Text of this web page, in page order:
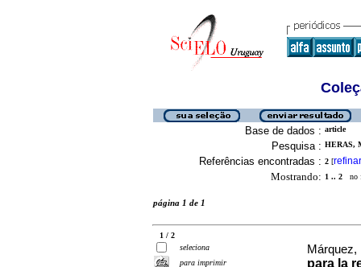
Base de dados : article
Pesquisa : HERAS,
Referências encontradas : 2 [refinar
Mostrando: 1 .. 2 no
página 1 de 1
1 / 2
seleciona
para imprimir
para la